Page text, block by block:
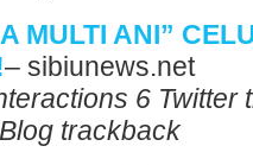
MULTI ANI”
– sibiunews.net
6 Twitter
trackback